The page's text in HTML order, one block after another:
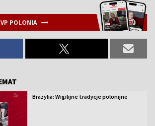
POLONIA
Brazylia: Wigilijne tradycje polonijne